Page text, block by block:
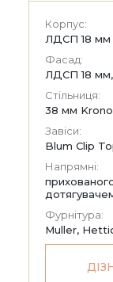
Корпус:
ЛДСП 18 мм
Фасад:
ЛДСП 18
Стільниця:
38 мм
Завіси:
Blum Clip
Напрямні:
Фурнітура:
Muller,